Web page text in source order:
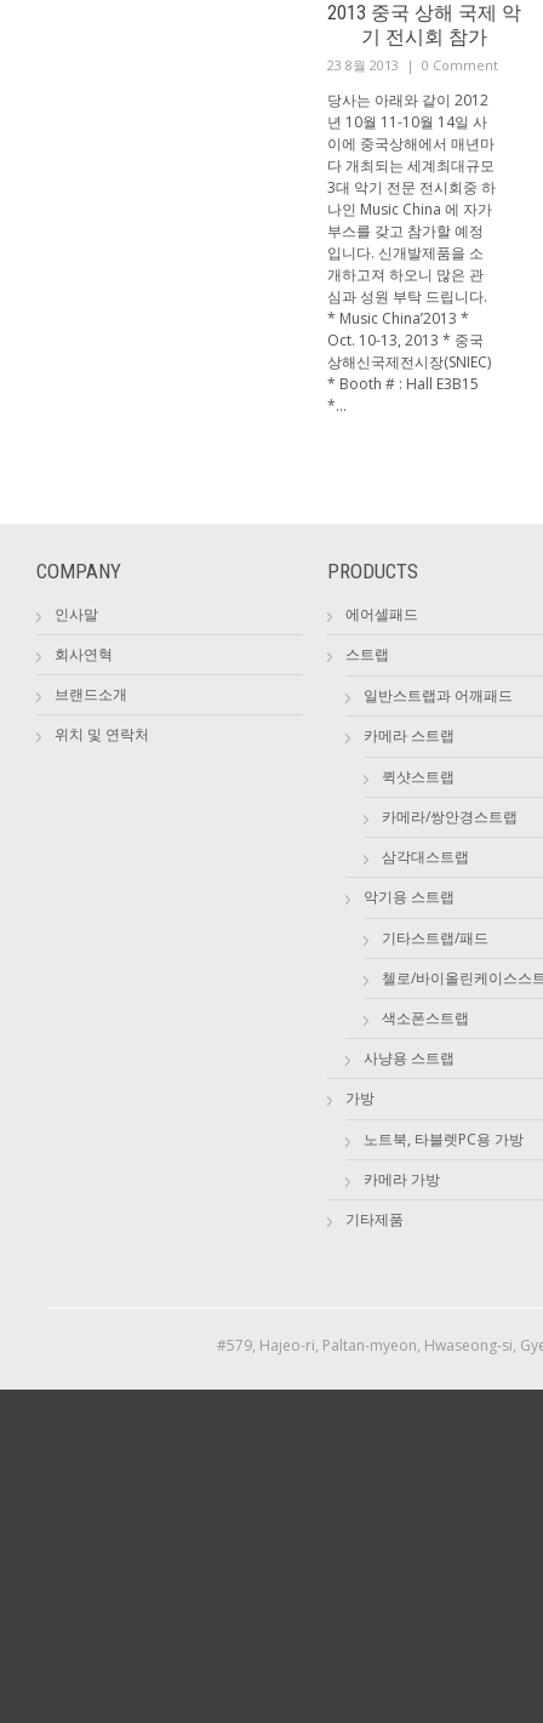
2013 중국 상해 국제 악
기 전시회 참가
23 8월 2013 | 0 Comment
당사는 아래와 같이 2012
년 10월 11-10월 14일 사
이에 중국상해에서 매년마
다 개최되는 세계최대규모
3대 악기 전문 전시회중 하
나인 Music China 에 자가
부스를 갖고 참가할 예정
입니다. 신개발제품을 소
개하고져 하오니 많은 관
심과 성원 부탁 드립니다.
* Music China’2013 *
Oct. 10-13, 2013 * 중국
상해신국제전시장(SNIEC)
* Booth # : Hall E3B15
*...
COMPANY
인사말
회사연혁
브랜드소개
위치 및 연락처
PRODUCTS
에어셀패드
스트랩
일반스트랩과 어깨패드
카메라 스트랩
퀵샷스트랩
카메라/쌍안경스트랩
삼각대스트랩
악기용 스트랩
기타스트랩/패드
첼로/바이올린케이스스
색소폰스트랩
사냥용 스트랩
가방
노트북, 타블렛PC용 가방
카메라 가방
기타제품
#579, Hajeo-ri, Paltan-myeon, Hwaseong-si,